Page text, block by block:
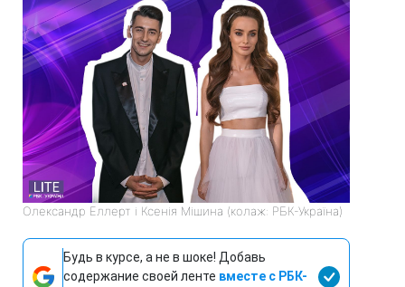
Олександр Еллерт і Ксенія Мішина (колаж: РБК-Україна)
Будь в курсе, а не в шоке! Добавь
содержание своей ленте вместе с РБК-